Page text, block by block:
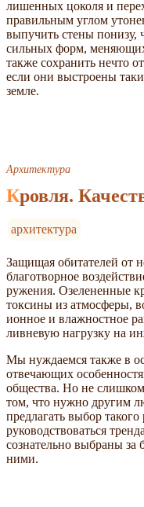
лишенных цоко­ля и
правильным уг­лом
выпучить стены понизу,
сильных форм,
также со­хранить нечто
если они выстроены
земле.
Архитектура
Кровля.
архитектура
Защищая обитателей от
благотворное
ружения. Озелененные
токсины из атмосферы,
ионное и влажностное
ливневую нагрузку на
Мы нуждаемся также в
отвечающих
общества. Но не
том, что нужно другим
предлагать выбор
руководствоваться
сознательно выбраны за
ними.